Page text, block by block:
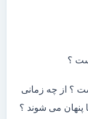
؟
؟ از چه زمانی
پنهان می شوند ؟